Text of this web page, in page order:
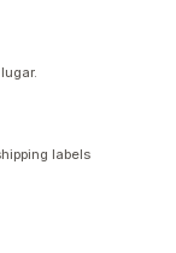
labels